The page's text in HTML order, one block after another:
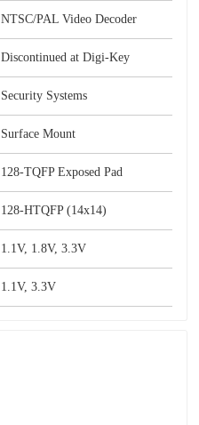
NTSC/PAL Video Decoder
Discontinued at Digi-Key
Security Systems
Surface Mount
128-TQFP Exposed Pad
128-HTQFP (14x14)
1.1V, 1.8V, 3.3V
1.1V, 3.3V